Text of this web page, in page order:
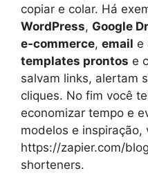
copiar e colar. Há
WordPress, Google
e‑commerce, email e
templates prontos e
salvam links, alertam
cliques. No fim você
economizar tempo e
modelos e inspiração,
https://zapier.com/
shorteners.